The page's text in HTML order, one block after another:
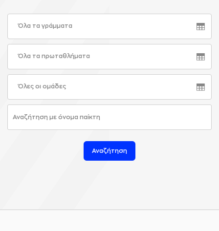
Όλα τα γράμματα
Όλα τα πρωταθλήματα
Όλες οι ομάδες
Αναζήτηση